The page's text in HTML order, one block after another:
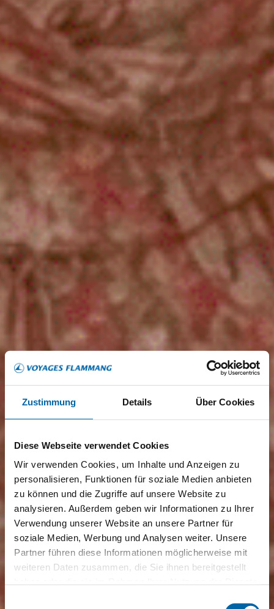
Zustimmung Details Über Cookies
Diese Webseite verwendet Cookies
Wir verwenden Cookies, um Inhalte und Anzeigen zu
personalisieren, Funktionen für soziale Medien anbieten
zu können und die Zugriffe auf unsere Website zu
analysieren. Außerdem geben wir Informationen zu Ihrer
Verwendung unserer Website an unsere Partner für
soziale Medien, Werbung und Analysen weiter. Unsere
Partner führen diese Informationen möglicherweise mit
weiteren Daten zusammen, die Sie ihnen bereitgestellt